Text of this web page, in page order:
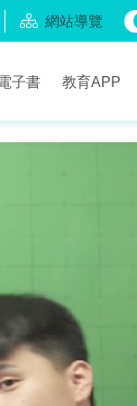
網站導覽
子書 教育APP